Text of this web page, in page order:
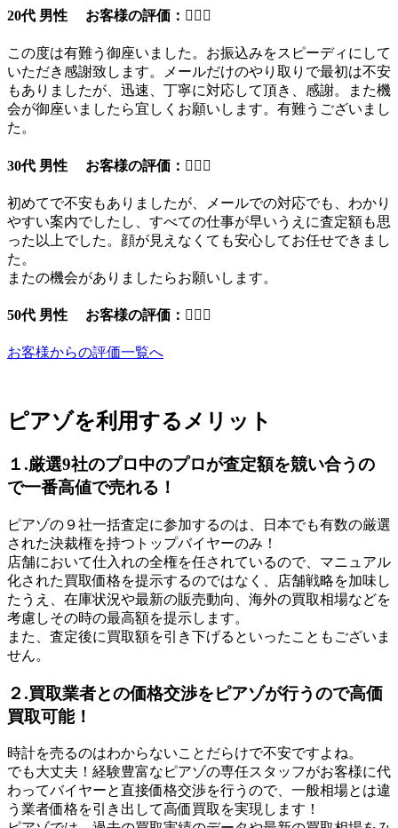
20代 男性 お客様の評価：
この度は有難う御座いました。お振込みをスピーディにして
いただき感謝致します。メールだけのやり取りで最初は不安
もありましたが、迅速、丁寧に対応して頂き、感謝。また機
会が御座いましたら宜しくお願いします。有難うございまし
た。
30代 男性 お客様の評価：
初めてで不安もありましたが、メールでの対応でも、わかり
やすい案内でしたし、すべての仕事が早いうえに査定額も思
った以上でした。顔が見えなくても安心してお任せできまし
た。
またの機会がありましたらお願いします。
50代 男性 お客様の評価：
お客様からの評価一覧へ
ピアゾを利用するメリット
１.厳選9社のプロ中のプロが査定額を競い合うの
で一番高値で売れる！
ピアゾの９社一括査定に参加するのは、日本でも有数の厳選
された決裁権を持つトップバイヤーのみ！
店舗において仕入れの全権を任されているので、マニュアル
化された買取価格を提示するのではなく、店舗戦略を加味し
たうえ、在庫状況や最新の販売動向、海外の買取相場などを
考慮しその時の最高額を提示します。
また、査定後に買取額を引き下げるといったこともございま
せん。
２.買取業者との価格交渉をピアゾが行うので高価
買取可能！
時計を売るのはわからないことだらけで不安ですよね。
でも大丈夫！経験豊富なピアゾの専任スタッフがお客様に代
わってバイヤーと直接価格交渉を行うので、一般相場とは違
う業者価格を引き出して高価買取を実現します！